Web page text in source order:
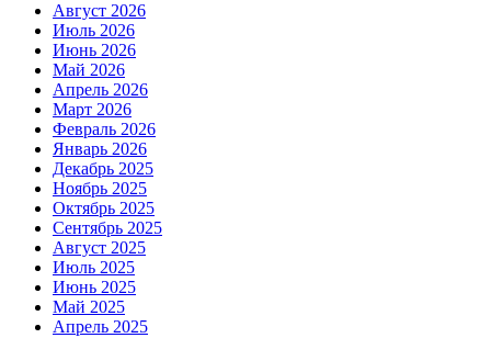
Август 2026
Июль 2026
Июнь 2026
Май 2026
Апрель 2026
Март 2026
Февраль 2026
Январь 2026
Декабрь 2025
Ноябрь 2025
Октябрь 2025
Сентябрь 2025
Август 2025
Июль 2025
Июнь 2025
Май 2025
Апрель 2025